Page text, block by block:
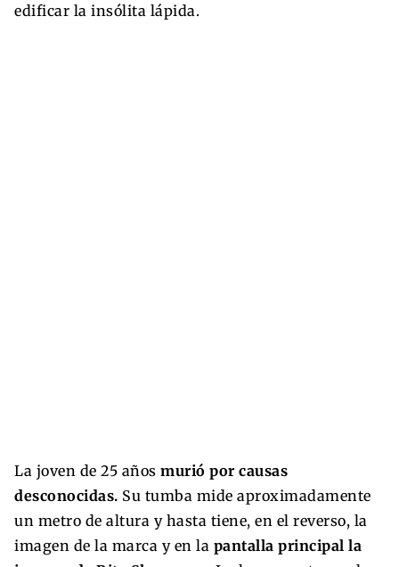
edificar la insólita lápida.
La joven de 25 años murió por causas
desconocidas. Su tumba mide aproximadamente
un metro de altura y hasta tiene, en el reverso, la
imagen de la marca y en la pantalla principal la